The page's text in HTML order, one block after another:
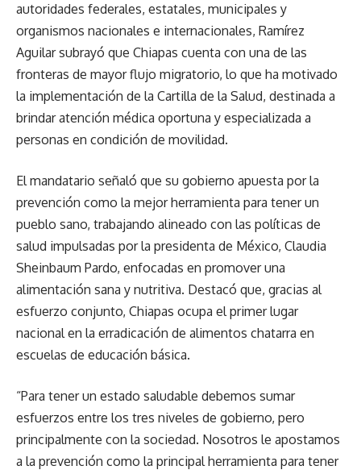
autoridades federales, estatales, municipales y
organismos nacionales e internacionales, Ramírez
Aguilar subrayó que Chiapas cuenta con una de las
fronteras de mayor flujo migratorio, lo que ha motivado
la implementación de la Cartilla de la Salud, destinada a
brindar atención médica oportuna y especializada a
personas en condición de movilidad.
El mandatario señaló que su gobierno apuesta por la
prevención como la mejor herramienta para tener un
pueblo sano, trabajando alineado con las políticas de
salud impulsadas por la presidenta de México, Claudia
Sheinbaum Pardo, enfocadas en promover una
alimentación sana y nutritiva. Destacó que, gracias al
esfuerzo conjunto, Chiapas ocupa el primer lugar
nacional en la erradicación de alimentos chatarra en
escuelas de educación básica.
“Para tener un estado saludable debemos sumar
esfuerzos entre los tres niveles de gobierno, pero
principalmente con la sociedad. Nosotros le apostamos
a la prevención como la principal herramienta para tener